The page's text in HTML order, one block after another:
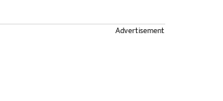
Advertisement